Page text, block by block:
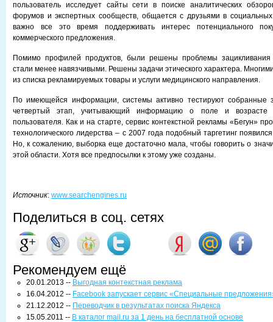
пользователь исследует сайты сети в поиске аналитических
форумов и экспертных сообществ, общается с друзьями в
важно все это время поддерживать интерес потенциального
коммерческого предложения.
Помимо профилей продуктов, были решены проблемы
стали менее навязчивыми. Решены задачи этического характера.
из списка рекламируемых товары и услуги медицинского направления.
По имеющейся информации, системы активно тестируют собранные
четвертый этап, учитывающий информацию о поле и возрасте
пользователя. Как и на старте, сервис контекстной рекламы «Бегун»
технологического лидерства – с 2007 года подобный таргетинг
Но, к сожалению, выборка еще достаточно мала, чтобы говорить о
этой области. Хотя все предпосылки к этому уже созданы.
Источник: www.searchengines.ru
Поделиться в соц. сетях
Рекомендуем ещё
20.01.2013 -- Выгодная контекстная реклама
16.04.2012 -- Facebook запускает сервис «Специальные
21.12.2012 -- Переводчик в результатах поиска Яндекса
15.05.2011 -- В каталог mail.ru за 1 день на бесплатной основе